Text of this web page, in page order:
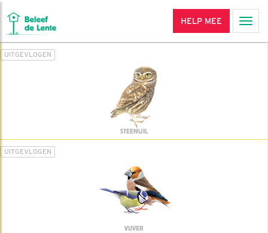
HELP MEE
UITGEVLOGEN
STEENUIL
UITGEVLOGEN
VIJVER